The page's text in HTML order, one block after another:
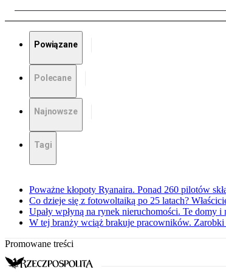
Powiązane
Polecane
Najnowsze
Tagi
Poważne kłopoty Ryanaira. Ponad 260 pilotów
Co dzieje się z fotowoltaiką po 25 latach?
Upały wpłyną na rynek nieruchomości. Te domy i
W tej branży wciąż brakuje pracowników. Zarobki
Promowane treści